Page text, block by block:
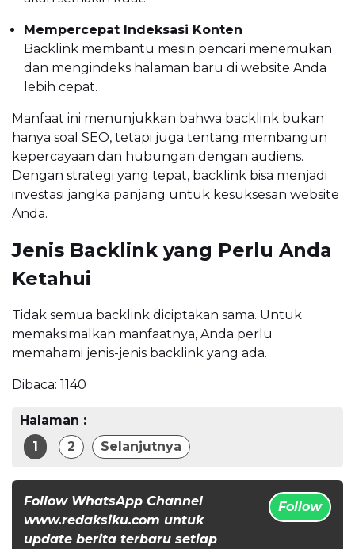
Mempercepat Indeksasi Konten
Backlink membantu mesin pencari menemukan
dan mengindeks halaman baru di website Anda
lebih cepat.
Manfaat ini menunjukkan bahwa backlink bukan
hanya soal SEO, tetapi juga tentang membangun
kepercayaan dan hubungan dengan audiens.
Dengan strategi yang tepat, backlink bisa menjadi
investasi jangka panjang untuk kesuksesan website
Anda.
Jenis Backlink yang Perlu Anda
Ketahui
Tidak semua backlink diciptakan sama. Untuk
memaksimalkan manfaatnya, Anda perlu
memahami jenis-jenis backlink yang ada.
Dibaca: 1140
Halaman :
1
2 Selanjutnya
Follow WhatsApp Channel
www.redaksiku.com untuk
update berita terbaru setiap
Follow